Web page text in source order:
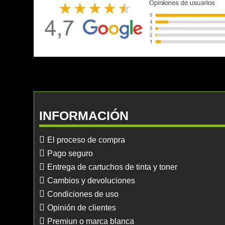
INFORMACIÓN
El proceso de compra
Pago seguro
Entrega de cartuchos de tinta y toner
Cambios y devoluciones
Condiciones de uso
Opinión de clientes
Premiun o marca blanca